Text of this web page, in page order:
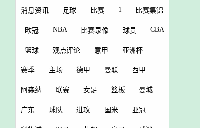
消息资讯 足球 比赛 1 比赛集锦
欧冠 NBA 比赛录像 球员 CBA
篮球 观点评论 意甲 亚洲杯
赛季 主场 德甲 曼联 西甲
阿森纳 联赛 女足 篮板 曼城
广东 球队 进攻 国米 亚冠